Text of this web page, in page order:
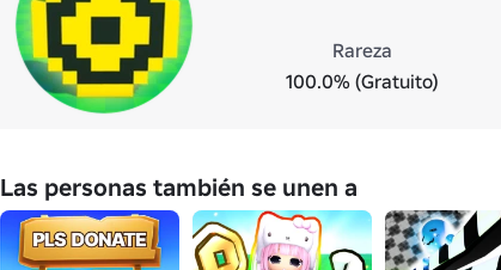
Rareza
100.0% (Gratuito)
Las personas también se unen a